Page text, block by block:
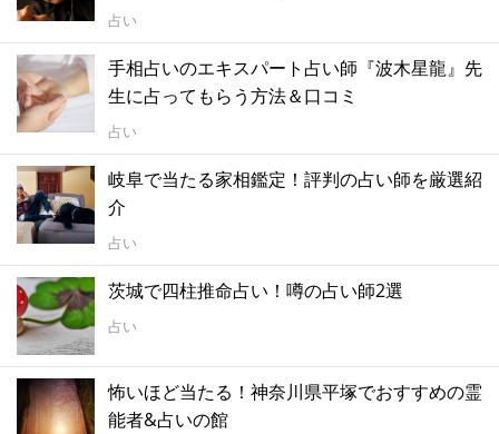
占い
手相占いのエキスパート占い師『波木星龍』先
生に占ってもらう方法＆口コミ
占い
岐阜で当たる家相鑑定！評判の占い師を厳選紹
介
占い
茨城で四柱推命占い！噂の占い師2選
占い
怖いほど当たる！神奈川県平塚でおすすめの霊
能者&占いの館